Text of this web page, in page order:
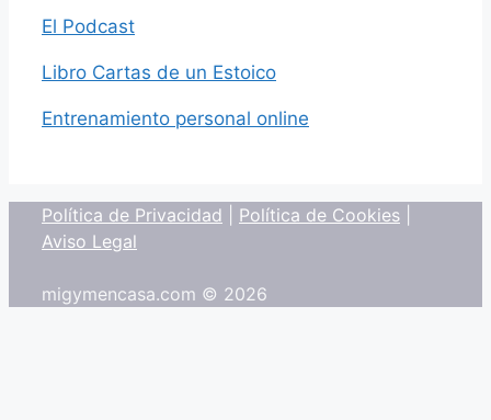
El Podcast
Libro Cartas de un Estoico
Entrenamiento personal online
Política de Privacidad Política de Cookies
Aviso Legal
migymencasa.com © 2026